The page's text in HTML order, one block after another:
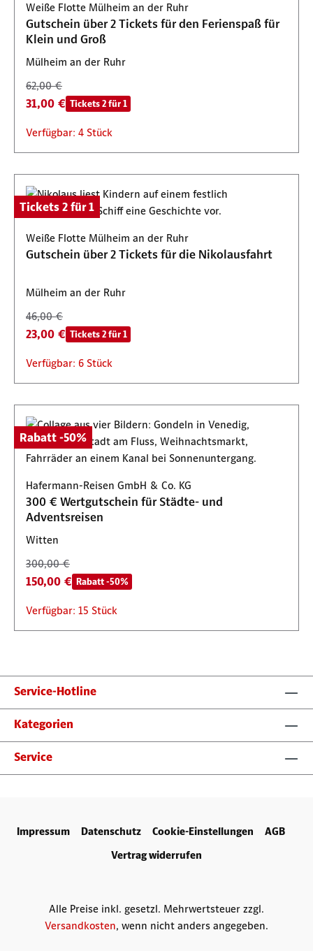
Weiße Flotte Mülheim an der Ruhr
Gutschein über 2 Tickets für den Ferienspaß für
Klein und Groß
Mülheim an der Ruhr
62,00 €
31,00 € Tickets 2 für 1
Verfügbar: 4 Stück
Tickets 2 für 1
Weiße Flotte Mülheim an der Ruhr
Gutschein über 2 Tickets für die Nikolausfahrt
Mülheim an der Ruhr
46,00 €
23,00 € Tickets 2 für 1
Verfügbar: 6 Stück
Rabatt -50%
Hafermann-Reisen GmbH & Co. KG
300 € Wertgutschein für Städte- und
Adventsreisen
Witten
300,00 €
150,00 € Rabatt -50%
Verfügbar: 15 Stück
Service-Hotline
Kategorien
Service
Impressum Datenschutz Cookie-Einstellungen
AGB
Vertrag widerrufen
Alle Preise inkl. gesetzl. Mehrwertsteuer zzgl.
Versandkosten, wenn nicht anders angegeben.